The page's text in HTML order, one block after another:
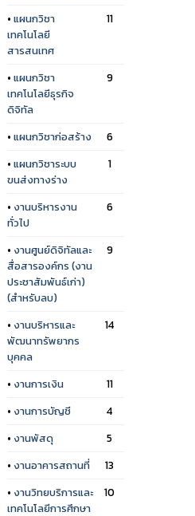
• แผนกวิชา
เทคโนโลยี
สารสนเทศ
11
• แผนกวิชา
เทคโนโลยีธุรกิจ
ดิจิทัล
9
• แผนกวิชาก่อสร้าง
6
• แผนกวิชาระบบ
ขนส่งทางร่าง
1
• งานบริหารงาน
ทั่วไป
6
• งานศูนย์ดิจิทัลและ
สื่อสารองค์กร (งาน
ประชาสัมพันธ์เก่า)
(สำหรับลบ)
9
• งานบริหารและ
พัฒนาทรัพยากร
บุคคล
14
• งานการเงิน
11
• งานการบัญชี
4
• งานพัสดุ
5
• งานอาคารสถานที่
13
• งานวิทยบริการและ
เทคโนโลยีการศึกษา
10